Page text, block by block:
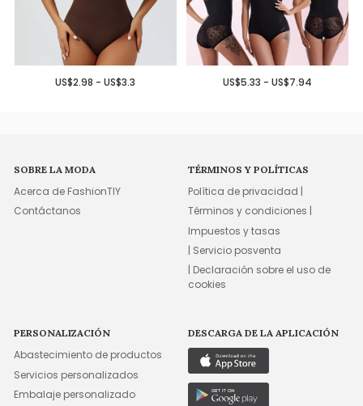
US$2.98 - US$3.3 US$5.33 - US$7.94
SOBRE LA MODA
Acerca de FashionTIY
Contáctanos
TÉRMINOS Y POLÍTICAS
Política de privacidad |
Términos y condiciones |
Impuestos y tasas
| Servicio posventa
| Declaración sobre el uso de
cookies
PERSONALIZACIÓN
Abastecimiento de productos
Servicios personalizados
Embalaje personalizado
DESCARGA DE LA APLICACIÓN